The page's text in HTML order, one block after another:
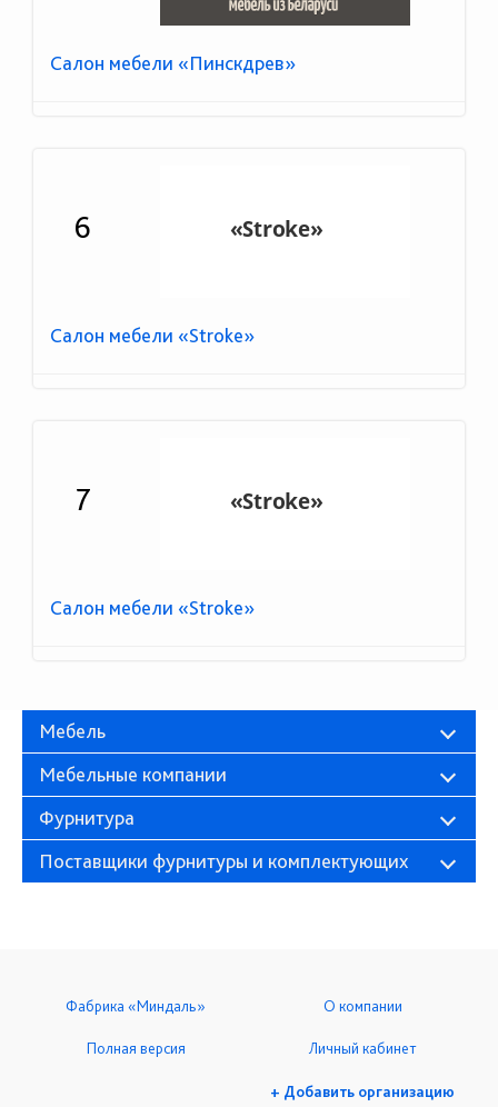
Салон мебели «Пинскдрев»
6
Салон мебели «Stroke»
7
Салон мебели «Stroke»
Мебель
Мебельные компании
Фурнитура
Поставщики фурнитуры и комплектующих
Фабрика «Миндаль» О компании
Полная версия Личный кабинет
+ Добавить организацию